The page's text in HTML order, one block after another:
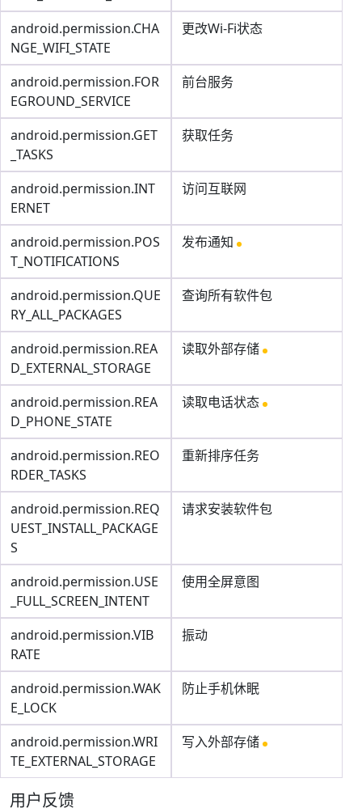
android.permission.CHA
NGE_WIFI_STATE
更改Wi-Fi状态
android.permission.FOR
EGROUND_SERVICE
前台服务
android.permission.GET
_TASKS
获取任务
android.permission.INT
ERNET
访问互联网
android.permission.POS
T_NOTIFICATIONS
发布通知
android.permission.QUE
RY_ALL_PACKAGES
查询所有软件包
android.permission.REA
D_EXTERNAL_STORAGE
读取外部存储
android.permission.REA
D_PHONE_STATE
读取电话状态
android.permission.REO
RDER_TASKS
重新排序任务
android.permission.REQ
UEST_INSTALL_PACKAGE
S
请求安装软件包
android.permission.USE
_FULL_SCREEN_INTENT
使用全屏意图
android.permission.VIB
RATE
振动
android.permission.WAK
E_LOCK
防止手机休眠
android.permission.WRI
TE_EXTERNAL_STORAGE
写入外部存储
用户反馈